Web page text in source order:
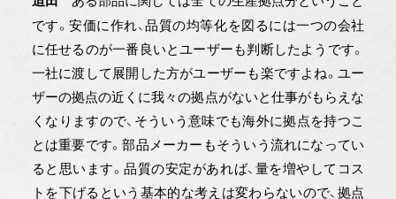
です。安価に作れ、品質の均等化を図るには一つの会社
に任せるのが一番良いとユーザーも判断したようです。
一社に渡して展開した方がユーザーも楽ですよね。ユー
ザーの拠点の近くに我々の拠点がないと仕事がもらえな
くなりますので、そういう意味でも海外に拠点を持つこ
とは重要です。部品メーカーもそういう流れになってい
ると思います。品質の安定があれば、量を増やしてコス
トを下げるという基本的な考えは変わらないので、拠点